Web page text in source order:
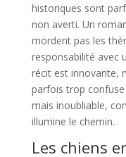
historiques sont
non averti. Un
mordent pas les
responsabilité avec
récit est innovante,
parfois trop
mais inoubliable,
illumine le chemin.
Les chiens